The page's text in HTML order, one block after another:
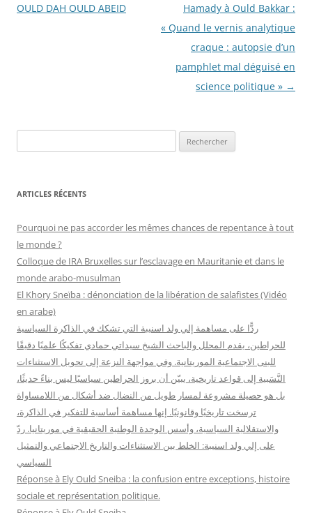
des
OULD DAH OULD ABEID
Hamady à Ould Bakkar :
« Quand le vernis analytique
craque : autopsie d’un
pamphlet mal déguisé en
science politique » →
e
h
r
c
h
r
ARTICLES RÉCENTS
Pourquoi ne pas accorder les mêmes chances de repentance à tout
le monde ?
Colloque de IRA Bruxelles sur l’esclavage en Mauritanie et dans le
monde arabo-musulman
El Khory Sneïba : dénonciation de la libération de salafistes (Vidéo
en arabe)
ردًّا على مساهمة إلي ولد اسنيبة التي تشكك في الذاكرة السياسية
للحراطين، يقدم المحلل والباحث الشيخ سيداتي حمادي تفكيكًا علميًا دقيقًا
للبنى الاجتماعية الموريتانية. وفي مواجهة النزعة إلى تحويل الاستثناءات
النَّسَبية إلى قواعد تاريخية، يبيّن أن بروز الحراطين سياسيًا ليس بناءً حديثًا،
بل هو حصيلة مشروعة لمسار طويل من النضال ضد أشكال من اللامساواة
ترسخت تاريخيًا وقانونيًا. إنها مساهمة أساسية للتفكير في الذاكرة،
والاستقلالية السياسية، وأسس الوحدة الوطنية الحقيقية في موريتانيا. ردّ
على إلي ولد اسنيبة: الخلط بين الاستثناءات والتاريخ الاجتماعي والتمثيل
السياسي
Réponse à Ely Ould Sneiba : la confusion entre exceptions, histoire
sociale et représentation politique.